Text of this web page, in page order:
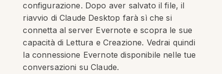
configurazione. Dopo aver salvato il file, il
riavvio di Claude Desktop farà sì che si
connetta al server Evernote e scopra le sue
capacità di Lettura e Creazione. Vedrai quindi
la connessione Evernote disponibile nelle tue
conversazioni su Claude.